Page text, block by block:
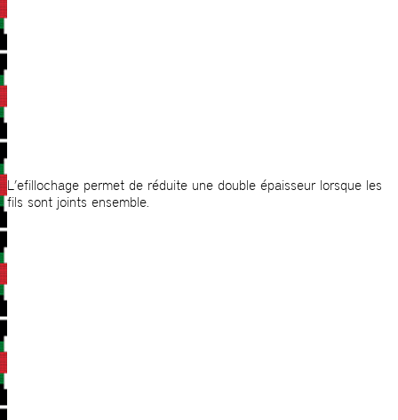
L’efillochage permet de réduite une double épaisseur lorsque les
fils sont joints ensemble.